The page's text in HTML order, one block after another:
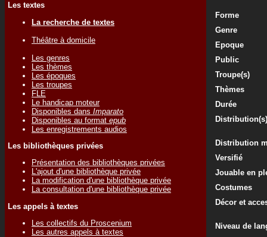
Les textes
La recherche de textes
Théâtre à domicile
Les genres
Les thèmes
Les époques
Les troupes
FLE
Le handicap moteur
Disponibles dans Imparato
Disponibles au format epub
Les enregistrements audios
Les bibliothèques privées
Présentation des bibliothèques privées
L'ajout d'une bibliothèque privée
La modification d'une bibliothèque privée
La consultation d'une bibliothèque privée
Les appels à textes
Les collectifs du Proscenium
Les autres appels à textes
Forme
Genre
Epoque
Public
Troupe(s)
Thèmes
Durée
Distribution(s)
Distribution
Versifié
Jouable en
Costumes
Décor et
Niveau de